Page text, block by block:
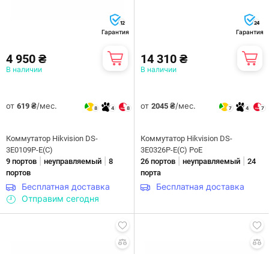
12
Гарантия
4 950 ₴
В наличии
от 619 ₴/мес. 8 4 8
Коммутатор Hikvision DS-
3E0109P-E(C)
9 портов
неуправляемый
8
портов
Бесплатная доставка
Отправим сегодня
24
Гарантия
14 310 ₴
В наличии
от 2045 ₴/мес. 7 4 7
Коммутатор Hikvision DS-
3E0326P-E(C) PoE
26 портов
неуправляемый
24
порта
Бесплатная доставка